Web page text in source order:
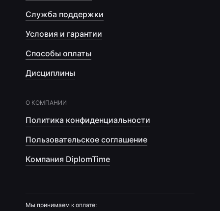
Служба поддержки
Условия и гарантии
Способы оплаты
Дисциплины
О КОМПАНИИ
Политика конфиденциальности
Пользовательское соглашение
Компания DiplomTime
Мы принимаем к оплате: